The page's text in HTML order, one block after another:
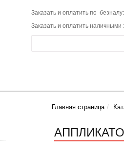
Заказать и оплатить по
Заказать и оплатить наличными
Главная страница